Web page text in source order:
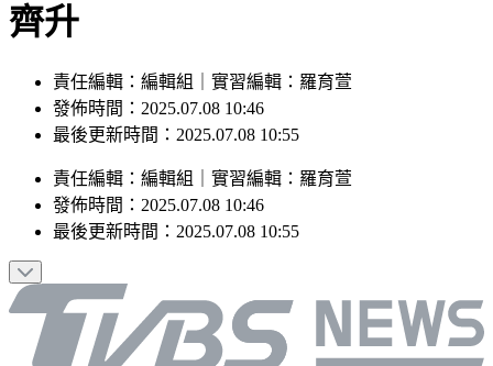
齊升
責任編輯：編輯組｜實習編輯：羅育萱
發佈時間：2025.07.08 10:46
最後更新時間：2025.07.08 10:55
責任編輯 ： 編輯組 實習編輯 ： 羅育萱
發佈時間： 2025.07.08 10:46
最後更新時間： 2025.07.08 10:55